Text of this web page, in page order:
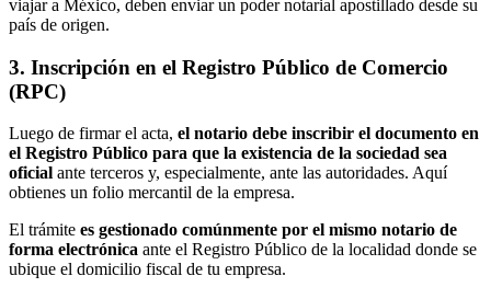
viajar a México, deben enviar un poder notarial apostillado desde su
país de origen.
3. Inscripción en el Registro Público de Comercio
(RPC)
Luego de firmar el acta, el notario debe inscribir el documento en
el Registro Público para que la existencia de la sociedad sea
oficial ante terceros y, especialmente, ante las autoridades. Aquí
obtienes un folio mercantil de la empresa.
El trámite es gestionado comúnmente por el mismo notario de
forma electrónica ante el Registro Público de la localidad donde se
ubique el domicilio fiscal de tu empresa.